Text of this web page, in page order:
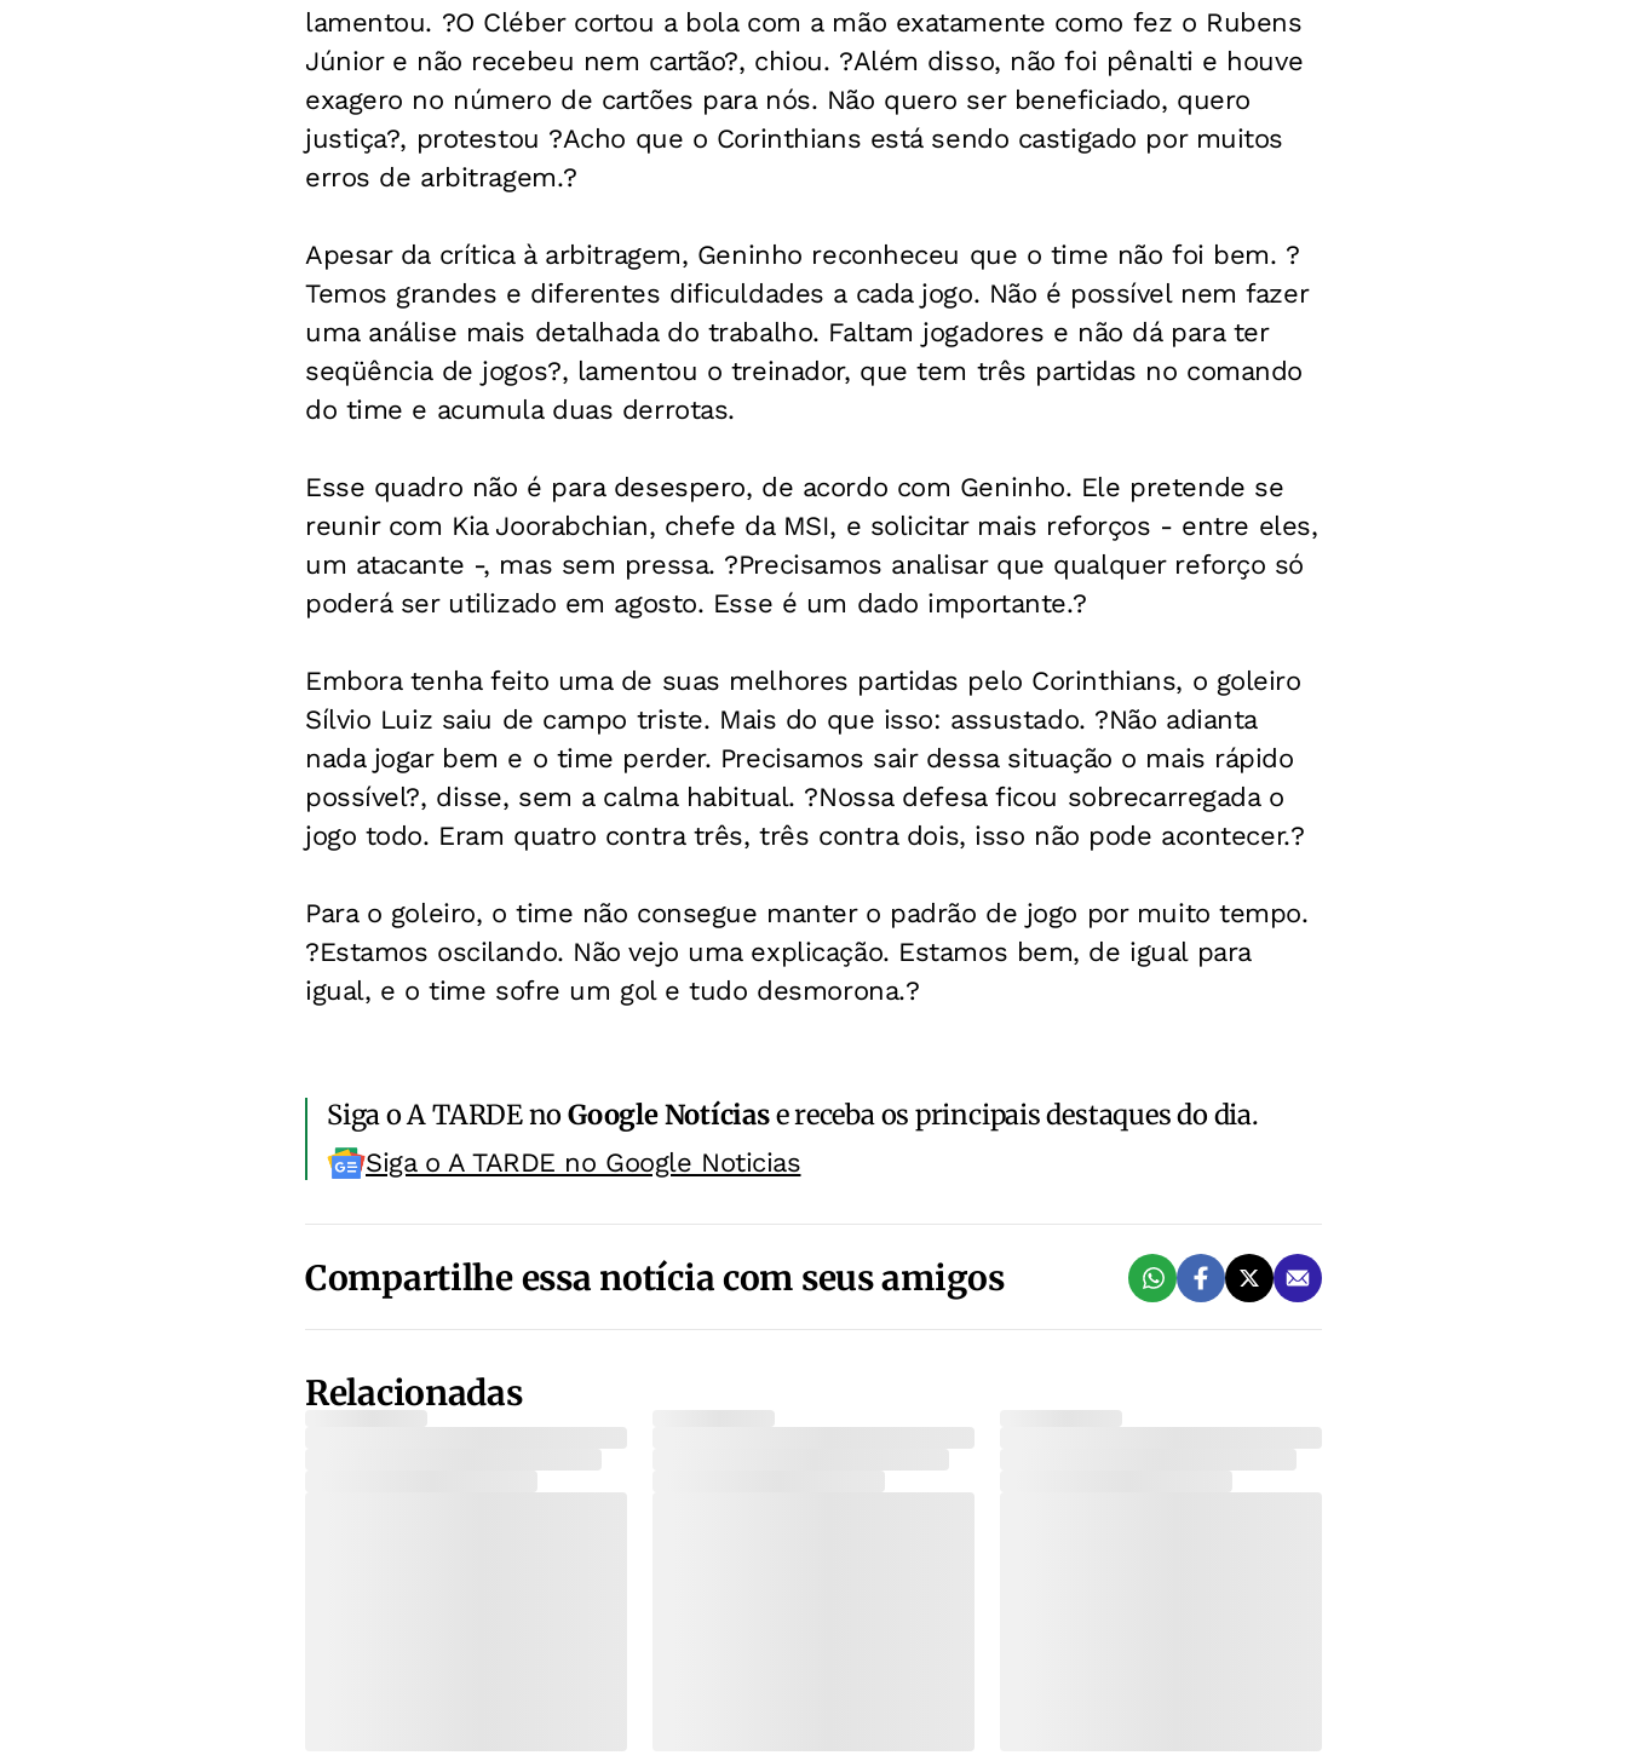
lamentou. ?O Cléber cortou a bola com a mão exatamente como fez o Rubens
Júnior e não recebeu nem cartão?, chiou. ?Além disso, não foi pênalti e houve
exagero no número de cartões para nós. Não quero ser beneficiado, quero
justiça?, protestou ?Acho que o Corinthians está sendo castigado por muitos
erros de arbitragem.?
Apesar da crítica à arbitragem, Geninho reconheceu que o time não foi bem. ?
Temos grandes e diferentes dificuldades a cada jogo. Não é possível nem fazer
uma análise mais detalhada do trabalho. Faltam jogadores e não dá para ter
seqüência de jogos?, lamentou o treinador, que tem três partidas no comando
do time e acumula duas derrotas.
Esse quadro não é para desespero, de acordo com Geninho. Ele pretende se
reunir com Kia Joorabchian, chefe da MSI, e solicitar mais reforços - entre eles,
um atacante -, mas sem pressa. ?Precisamos analisar que qualquer reforço só
poderá ser utilizado em agosto. Esse é um dado importante.?
Embora tenha feito uma de suas melhores partidas pelo Corinthians, o goleiro
Sílvio Luiz saiu de campo triste. Mais do que isso: assustado. ?Não adianta
nada jogar bem e o time perder. Precisamos sair dessa situação o mais rápido
possível?, disse, sem a calma habitual. ?Nossa defesa ficou sobrecarregada o
jogo todo. Eram quatro contra três, três contra dois, isso não pode acontecer.?
Para o goleiro, o time não consegue manter o padrão de jogo por muito tempo.
?Estamos oscilando. Não vejo uma explicação. Estamos bem, de igual para
igual, e o time sofre um gol e tudo desmorona.?
Siga o A TARDE noGoogle Notíciase receba os principais destaques do dia.
Siga o A TARDE no Google Noticias
Compartilhe essa notícia com seus amigos
Relacionadas